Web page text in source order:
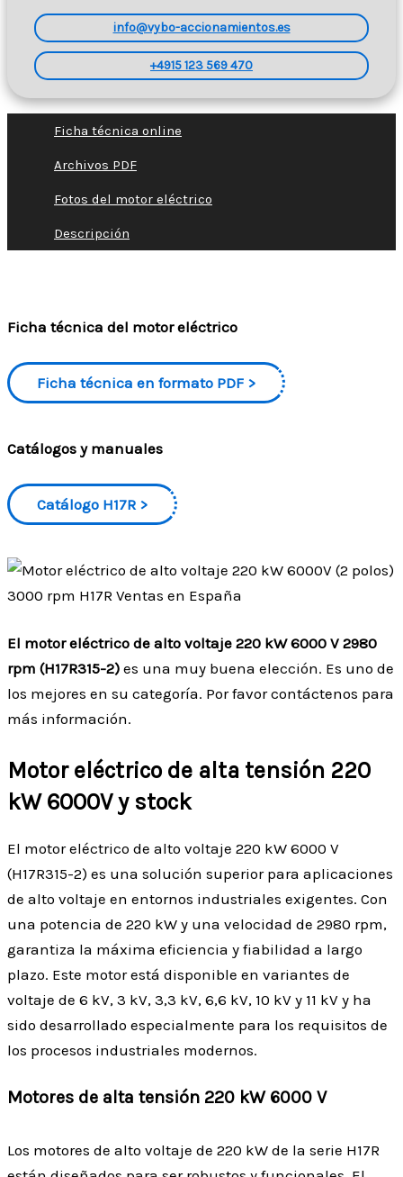
info@vybo-accionamientos.es
+4915 123 569 470
Ficha técnica online
Archivos PDF
Fotos del motor eléctrico
Descripción
Ficha técnica del motor eléctrico
Ficha técnica en formato PDF
Catálogos y manuales
Catálogo H17R
El motor eléctrico de alto voltaje 220 kW 6000 V 2980
rpm (H17R315-2) es una muy buena elección. Es uno de
los mejores en su categoría. Por favor contáctenos para
más información.
Motor eléctrico de alta tensión 220
kW 6000V y stock
El motor eléctrico de alto voltaje 220 kW 6000 V
(H17R315-2) es una solución superior para aplicaciones
de alto voltaje en entornos industriales exigentes. Con
una potencia de 220 kW y una velocidad de 2980 rpm,
garantiza la máxima eficiencia y fiabilidad a largo
plazo. Este motor está disponible en variantes de
voltaje de 6 kV, 3 kV, 3,3 kV, 6,6 kV, 10 kV y 11 kV y ha
sido desarrollado especialmente para los requisitos de
los procesos industriales modernos.
Motores de alta tensión 220 kW 6000 V
Los motores de alto voltaje de 220 kW de la serie H17R